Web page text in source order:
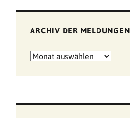
ARCHIV DER MELDUNGEN
Archiv